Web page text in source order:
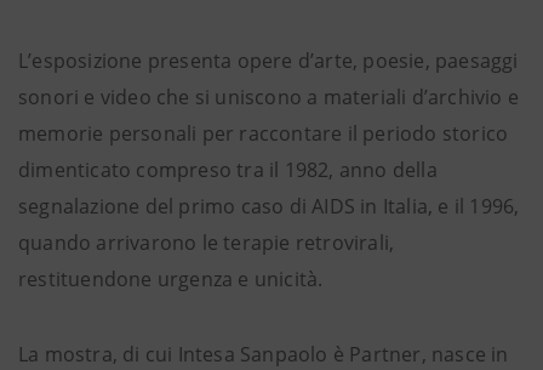
L’esposizione presenta opere d’arte, poesie, paesaggi
sonori e video che si uniscono a materiali d’archivio e
memorie personali per raccontare il periodo storico
dimenticato compreso tra il 1982, anno della
segnalazione del primo caso di AIDS in Italia, e il 1996,
quando arrivarono le terapie retrovirali,
restituendone urgenza e unicità.
La mostra, di cui Intesa Sanpaolo è Partner, nasce in